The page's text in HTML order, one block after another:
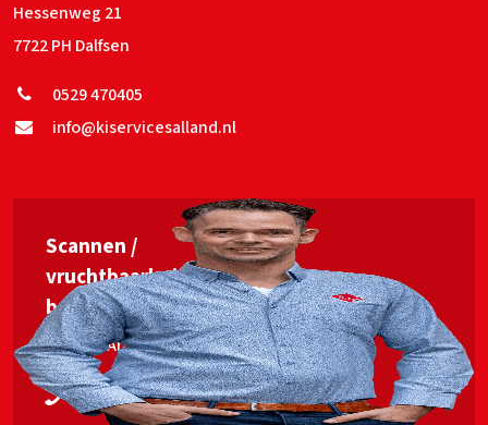
Hessenweg 21
7722 PH Dalfsen
0529 470405
info@kiservicesalland.nl
Scannen /
vruchtbaarheids­
begeleiding
Jan van Ankum
06 53563448